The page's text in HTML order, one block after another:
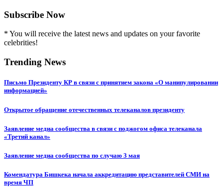
Subscribe Now
* You will receive the latest news and updates on your favorite
celebrities!
Trending News
Письмо Президенту КР в связи с принятием закона «О манипулировании
информацией»
Открытое обращение отечественных телеканалов президенту
Заявление медиа сообщества в связи с поджогом офиса телеканала
«Третий канал»
Заявление медиа сообщества по случаю 3 мая
Комендатура Бишкека начала аккредитацию представителей СМИ на
время ЧП